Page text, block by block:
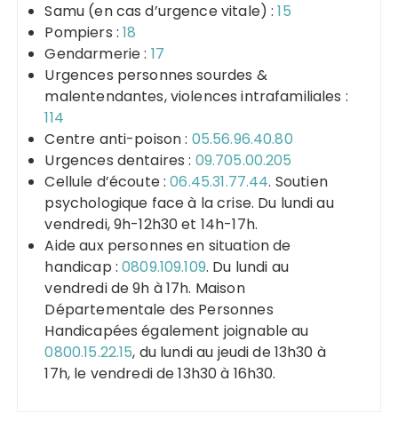
Samu (en cas d’urgence vitale) :15
Pompiers :18
Gendarmerie : 17
Urgences personnes sourdes &
malentendantes, violences intrafamiliales :
114
Centre anti-poison : 05.56.96.40.80
Urgences dentaires : 09.705.00.205
Cellule d’écoute :06.45.31.77.44. Soutien
psychologique face à la crise. Du lundi au
vendredi, 9h-12h30 et 14h-17h.
Aide aux personnes en situation de
handicap :0809.109.109. Du lundi au
vendredi de 9h à 17h. Maison
Départementale des Personnes
Handicapées également joignable au
0800.15.22.15, du lundi au jeudi de 13h30 à
17h, le vendredi de 13h30 à 16h30.